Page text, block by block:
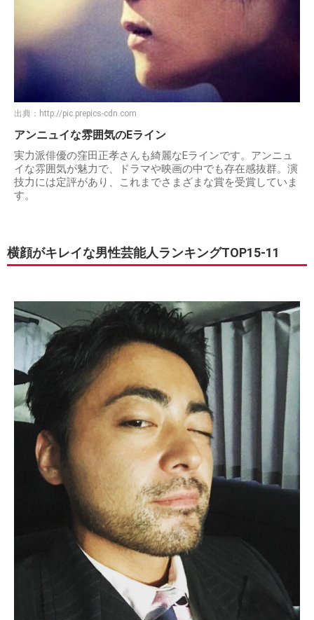
出典： http://pic.prepics-cdn.com
アンニュイな雰囲気のEライン
実力派俳優の窪田正孝さんも綺麗なEラインです。アンニュ
イな雰囲気が魅力で、ドラマや映画の中でも存在感抜群。演
技力には定評があり、これまでさまざまな賞を受賞していま
す。
横顔がキレイな男性芸能人ランキングTOP15-11